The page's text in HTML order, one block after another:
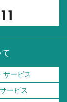
サービス
ービス